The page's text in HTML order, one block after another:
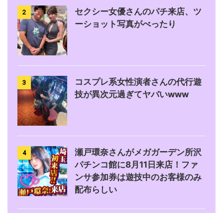
2
セクシー女優さんのパチ来店、ツ
ーショット写真がべったり
3
コスプレ系女性演者さんの代行遊
技が異次元過ぎてヤバいwww
4
瀬戸環奈さんがメガガーデン所沢
パチンコ館に8月11日来店！ファ
ンサ参加券は遊技中のお客様のみ
配布らしい